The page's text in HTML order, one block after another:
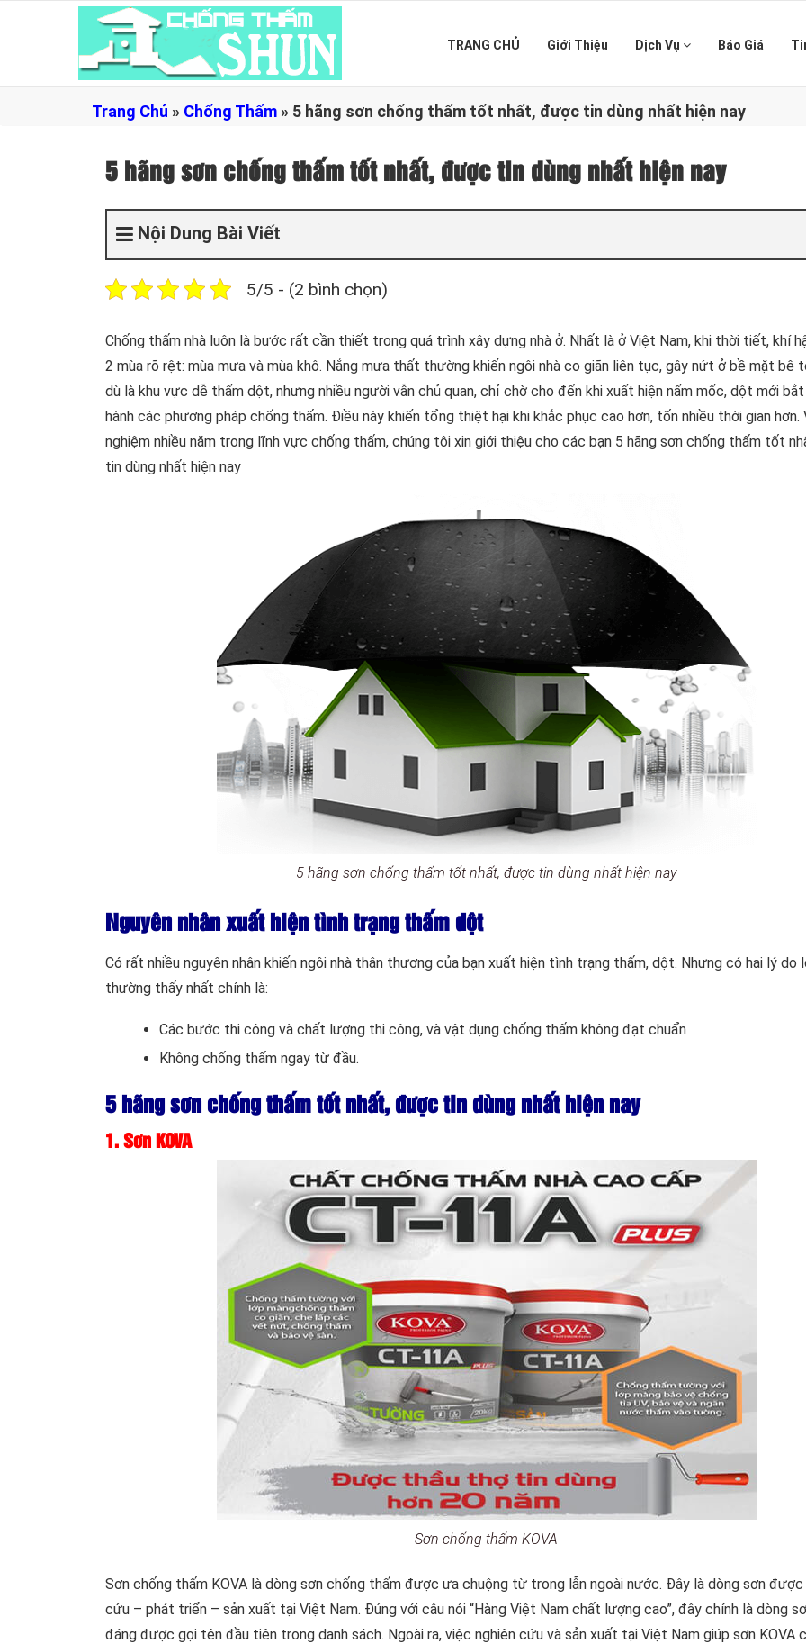
TRANG CHỦ Giới Thiệu Dịch Vụ Báo Giá
Trang Chủ » Chống Thấm » 5 hãng sơn chống thấm tốt nhất, được tin dùng nhất hiện nay
5 hãng sơn chống thấm tốt nhất, được tin dùng nhất hiện nay
Nội Dung Bài Viết
5/5 - (2 bình chọn)
Chống thấm nhà luôn là bước rất cần thiết trong quá trình xây dựng nhà ở. Nhất là ở Việt Nam, khi thời tiết, khí
2 mùa rõ rệt: mùa mưa và mùa khô. Nắng mưa thất thường khiến ngôi nhà co giãn liên tục, gây nứt ở bề mặt bê
dù là khu vực dễ thấm dột, nhưng nhiều người vẫn chủ quan, chỉ chờ cho đến khi xuất hiện nấm mốc, dột mới
hành các phương pháp chống thấm. Điều này khiến tổng thiệt hại khi khắc phục cao hơn, tốn nhiều thời gian hơn.
nghiệm nhiều năm trong lĩnh vực chống thấm, chúng tôi xin giới thiệu cho các bạn 5 hãng sơn chống thấm tốt
tin dùng nhất hiện nay
5 hãng sơn chống thấm tốt nhất, được tin dùng nhất hiện nay
Nguyên nhân xuất hiện tình trạng thấm dột
Có rất nhiều nguyên nhân khiến ngôi nhà thân thương của bạn xuất hiện tình trạng thấm, dột. Nhưng có hai lý do
thường thấy nhất chính là:
Các bước thi công và chất lượng thi công, và vật dụng chống thấm không đạt chuẩn
Không chống thấm ngay từ đầu.
5 hãng sơn chống thấm tốt nhất, được tin dùng nhất hiện nay
1. Sơn KOVA
Sơn chống thấm KOVA
Sơn chống thấm KOVA là dòng sơn chống thấm được ưa chuộng từ trong lẫn ngoài nước. Đây là dòng sơn được
cứu – phát triển – sản xuất tại Việt Nam. Đúng với câu nói “Hàng Việt Nam chất lượng cao”, đây chính là dòng
đáng được gọi tên đầu tiên trong danh sách. Ngoài ra, việc nghiên cứu và sản xuất tại Việt Nam giúp sơn KOVA